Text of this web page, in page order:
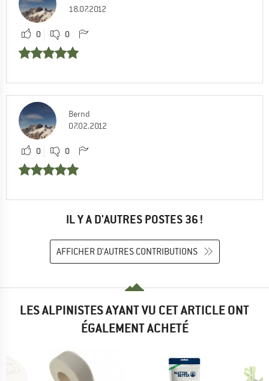
18.07.2012
0 0
Bernd
07.02.2012
0 0
IL Y A D'AUTRES POSTES 36 !
AFFICHER D'AUTRES CONTRIBUTIONS
LES ALPINISTES AYANT VU CET ARTICLE ONT
ÉGALEMENT ACHETÉ